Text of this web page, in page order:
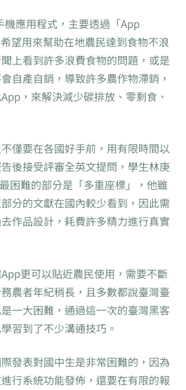
機應用程式，主要透過「App
望用來幫助在地農民達到食物不浪
上看到許多浪費食物的問題，或是
自產自銷，導致許多農作物滯銷，
，來解決減少碳排放、零剩食、
僅要在各國好手前，用有限時間以
後接受評審全英文提問，學生林庚
困難的部分是「多重座標」，他雖
分的文獻在國內較少看到，因此需
作品設計，耗費許多精力進行真實
更可以貼近農民使用，需要不斷
農者年紀稍長，且多數都說臺灣臺
一大困難，通過這一次的臺灣黑客
習到了不少溝通技巧。
發表對國中生是非常困難的，因為
行系統功能發佈，還要在有限的報